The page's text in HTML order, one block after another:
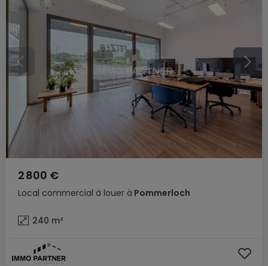
Local commercial à louer à Pommerloch
2 800 €
240 m²